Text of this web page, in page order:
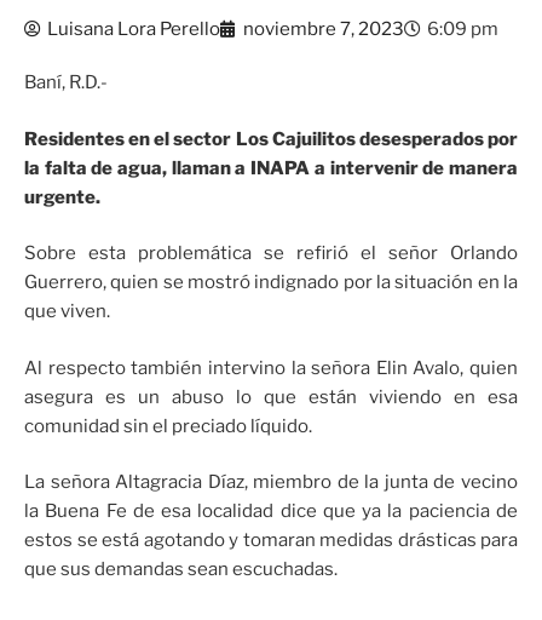
Luisana Lora Perello noviembre 7, 2023 6:09 pm
Baní, R.D.-
Residentes en el sector Los Cajuilitos desesperados por
la falta de agua, llaman a INAPA a intervenir de manera
urgente.
Sobre esta problemática se refirió el señor Orlando
Guerrero, quien se mostró indignado por la situación en la
que viven.
Al respecto también intervino la señora Elin Avalo, quien
asegura es un abuso lo que están viviendo en esa
comunidad sin el preciado líquido.
La señora Altagracia Díaz, miembro de la junta de vecino
la Buena Fe de esa localidad dice que ya la paciencia de
estos se está agotando y tomaran medidas drásticas para
que sus demandas sean escuchadas.